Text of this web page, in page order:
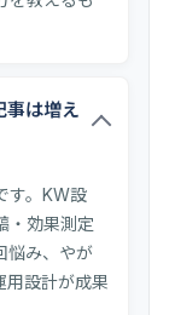
事は増え
す。KW設
・効果測定
悩み、やが
用設計が成果